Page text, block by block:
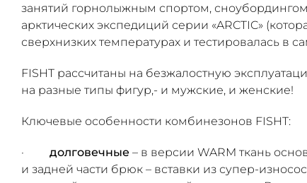
занятий горнолыжным спортом,
арктических экспедиций серии «ARCTIC»
сверхнизких температурах и тестировалась в
FISHT рассчитаны на безжалостную
на разные типы фигур,- и мужские, и женские!
Ключевые особенности комбинезонов FISHT:
· долговечные – в версии WARM ткань
и задней части брюк – вставки из супер-